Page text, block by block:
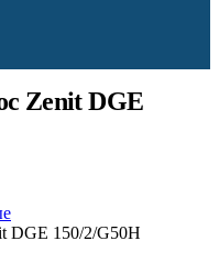
Zenit DGE
DGE 150/2/G50H